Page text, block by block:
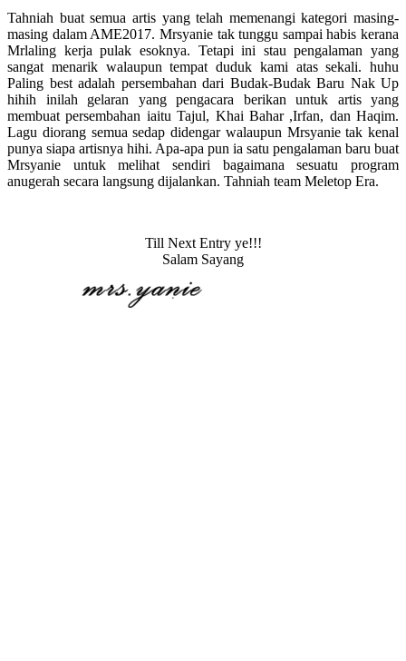
Tahniah buat semua artis yang telah memenangi kategori masing-
masing dalam AME2017. Mrsyanie tak tunggu sampai habis kerana
Mrlaling kerja pulak esoknya. Tetapi ini stau pengalaman yang
sangat menarik walaupun tempat duduk kami atas sekali. huhu
Paling best adalah persembahan dari Budak-Budak Baru Nak Up
hihih inilah gelaran yang pengacara berikan untuk artis yang
membuat persembahan iaitu Tajul, Khai Bahar ,Irfan, dan Haqim.
Lagu diorang semua sedap didengar walaupun Mrsyanie tak kenal
punya siapa artisnya hihi. Apa-apa pun ia satu pengalaman baru buat
Mrsyanie untuk melihat sendiri bagaimana sesuatu program
anugerah secara langsung dijalankan. Tahniah team Meletop Era.
Till Next Entry ye!!!
Salam Sayang